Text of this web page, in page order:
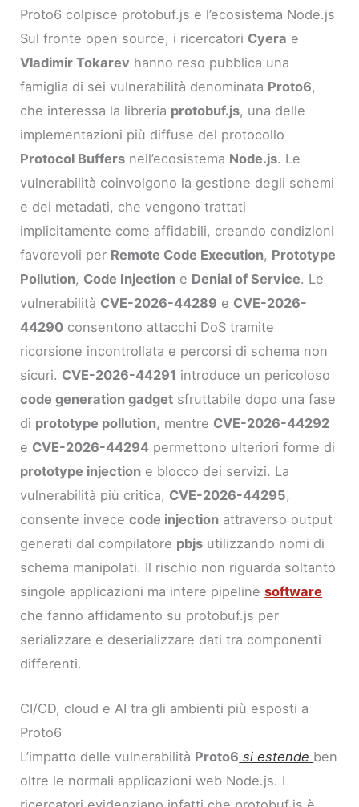
Proto6 colpisce protobuf.js e l’ecosistema Node.js
Sul fronte open source, i ricercatori Cyera e
Vladimir Tokarev hanno reso pubblica una
famiglia di sei vulnerabilità denominata Proto6,
che interessa la libreria protobuf.js, una delle
implementazioni più diffuse del protocollo
Protocol Buffers nell’ecosistema Node.js. Le
vulnerabilità coinvolgono la gestione degli schemi
e dei metadati, che vengono trattati
implicitamente come affidabili, creando condizioni
favorevoli per Remote Code Execution, Prototype
Pollution, Code Injection e Denial of Service. Le
vulnerabilità CVE-2026-44289 e CVE-2026-
44290 consentono attacchi DoS tramite
ricorsione incontrollata e percorsi di schema non
sicuri. CVE-2026-44291 introduce un pericoloso
code generation gadget sfruttabile dopo una fase
di prototype pollution, mentre CVE-2026-44292
e CVE-2026-44294 permettono ulteriori forme di
prototype injection e blocco dei servizi. La
vulnerabilità più critica, CVE-2026-44295,
consente invececode injection attraverso output
generati dal compilatore pbjs utilizzando nomi di
schema manipolati. Il rischio non riguarda soltanto
singole applicazioni ma intere pipelinesoftware
che fanno affidamento su protobuf.js per
serializzare e deserializzare dati tra componenti
differenti.
CI/CD, cloud e AI tra gli ambienti più esposti a
Proto6
L’impatto delle vulnerabilità Proto6 si estende ben
oltre le normali applicazioni web Node.js. I